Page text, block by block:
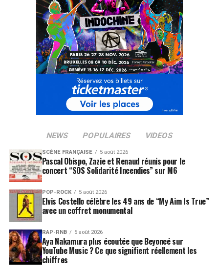
NEWS POPULAIRES VIDEOS
SCÈNE FRANÇAISE 5 août 2026
Pascal Obispo, Zazie et Renaud réunis pour le
concert “SOS Solidarité Incendies” sur M6
POP-ROCK 5 août 2026
Elvis Costello célèbre les 49 ans de “My Aim Is True”
avec un coffret monumental
RAP-RNB 5 août 2026
Aya Nakamura plus écoutée que Beyoncé sur
YouTube Music ? Ce que signifient réellement les
chiffres